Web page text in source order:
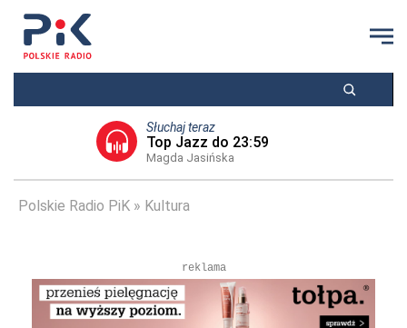
Słuchaj teraz
Top Jazz do 23:59
Magda Jasińska
Polskie Radio PiK Kultura
reklama